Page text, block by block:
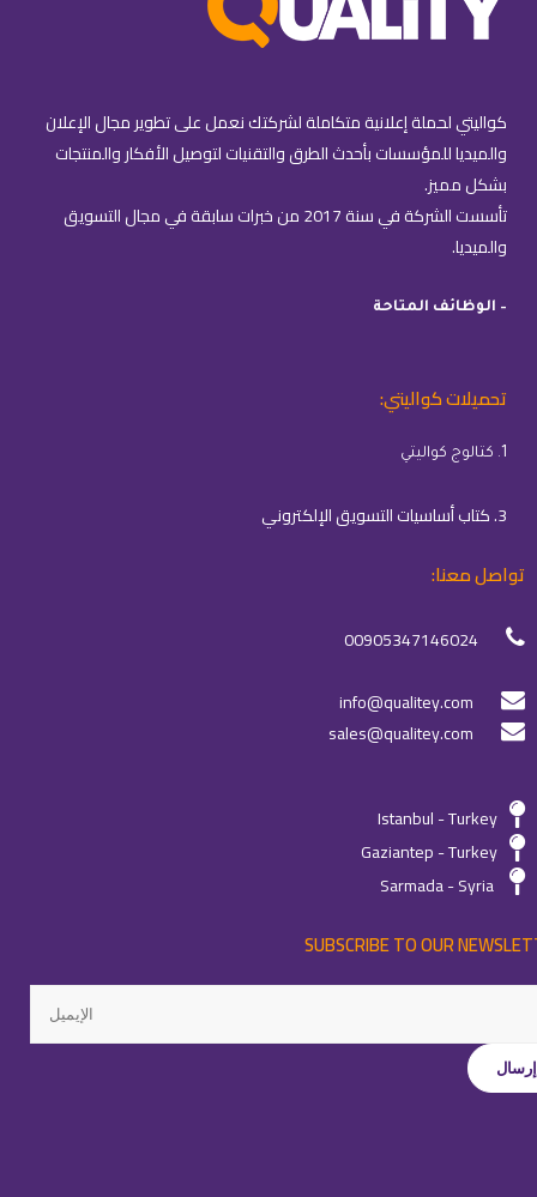
كواليتي لحملة إعلانية متكاملة لشركتك نعمل على تطوير مجال الإعلان
والميديا للمؤسسات بأحدث الطرق والتقنيات لتوصيل الأفكار والمنتجات
بشكل مميز.
تأسست الشركة في سنة 2017 من خبرات سابقة في مجال التسويق
والميديا.
– الوظائف المتاحة
تحميلات كواليتي:
1. كتالوج كواليتي
3. كتاب أساسيات التسويق الإلكتروني
تواصل معنا:
00905347146024
info@qualitey.com
sales@qualitey.com
Istanbul - Turkey
Gaziantep - Turkey
Sarmada - Syria
SUBSCRIBE TO OUR